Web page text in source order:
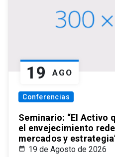
19 AGO
Conferencias
Seminario: “El Activo
el envejecimiento
mercados y
19 de Agosto de 2026